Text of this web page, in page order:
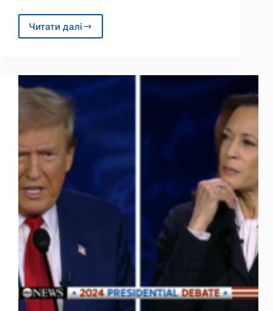
Читати далі
Чи
активом
під
час
ставки
ФРС?